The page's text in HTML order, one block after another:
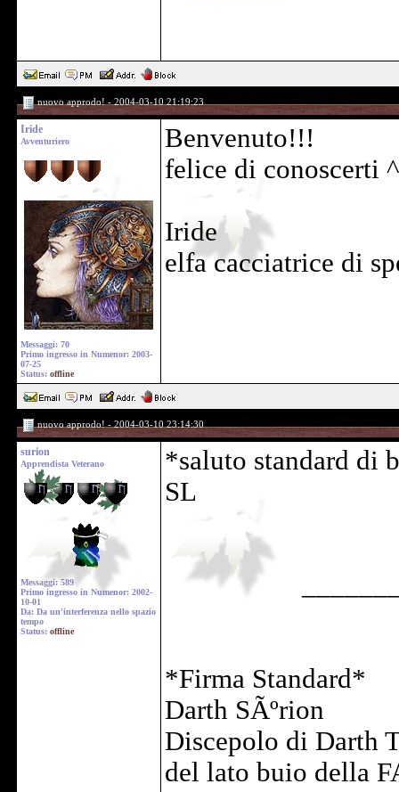
nuovo approdo! - 2004-03-10 21:19:23
Iride
Avventuriero
Messaggi: 70
Primo ingresso in Numenor: 2003-
07-25
Status: offline
Benvenuto!!!
felice di conoscerti
Iride
elfa cacciatrice di
nuovo approdo! - 2004-03-10 23:14:30
surion
Apprendista Veterano
Messaggi: 589
Primo ingresso in Numenor: 2002-
10-01
Da: Da un'interferenza nello spazio
tempo
Status: offline
*saluto standard di
SL
*Firma Standard*
Darth SÃºrion
Discepolo di Darth
del lato buio della